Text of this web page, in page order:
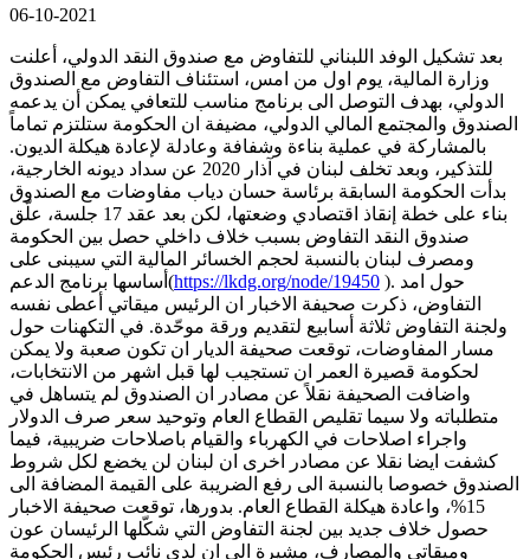
06-10-2021
بعد تشكيل الوفد اللبناني للتفاوض مع صندوق النقد الدولي، أعلنت
وزارة المالية، يوم اول من امس، استئناف التفاوض مع الصندوق
الدولي، بهدف التوصل الى برنامج مناسب للتعافي يمكن أن يدعمه
الصندوق والمجتمع المالي الدولي، مضيفة ان الحكومة ستلتزم تماماً
بالمشاركة في عملية بناءة وشفافة وعادلة لإعادة هيكلة الديون.
للتذكير، وبعد تخلف لبنان في آذار 2020 عن سداد ديونه الخارجية،
بدأت الحكومة السابقة برئاسة حسان دياب مفاوضات مع الصندوق
بناء على خطة إنقاذ اقتصادي وضعتها، لكن بعد عقد 17 جلسة، علّق
صندوق النقد التفاوض بسبب خلاف داخلي حصل بين الحكومة
ومصرف لبنان بالنسبة لحجم الخسائر المالية التي سيبنى على
أساسها برنامج الدعم(https://lkdg.org/node/19450 ). حول امد
التفاوض، ذكرت صحيفة الاخبار ان الرئيس ميقاتي أعطى نفسه
ولجنة التفاوض ثلاثة أسابيع لتقديم ورقة موحّدة. في التكهنات حول
مسار المفاوضات، توقعت صحيفة الديار ان تكون صعبة ولا يمكن
لحكومة قصيرة العمر ان تستجيب لها قبل اشهر من الانتخابات،
واضافت الصحيفة نقلاً عن مصادر ان الصندوق لم يتساهل في
متطلباته ولا سيما تقليص القطاع العام وتوحيد سعر صرف الدولار
واجراء اصلاحات في الكهرباء والقيام باصلاحات ضريبية، فيما
كشفت ايضا نقلا عن مصادر اخرى ان لبنان لن يخضع لكل شروط
الصندوق خصوصا بالنسبة الى رفع الضريبة على القيمة المضافة الى
15%، واعادة هيكلة القطاع العام. بدورها، توقعت صحيفة الاخبار
حصول خلاف جديد بين لجنة التفاوض التي شكّلها الرئيسان عون
وميقاتي والمصارف، مشيرة الى ان لدى نائب رئيس الحكومة